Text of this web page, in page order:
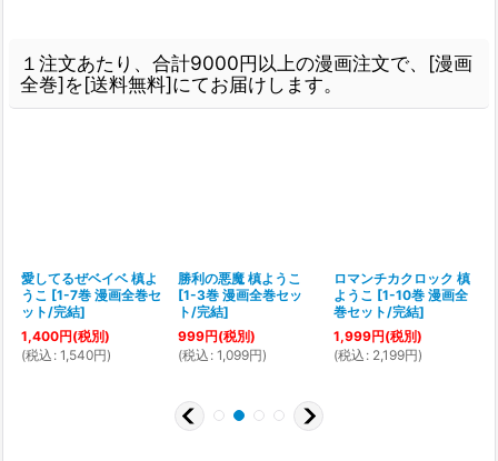
１注文あたり、合計9000円以上の漫画注文で、[漫画
全巻]を[送料無料]にてお届けします。
愛してるぜベイベ 槙よ
うこ [1-7巻 漫画全巻セ
ット/完結]
1,400円(税別)
(税込 : 1,540円)
勝利の悪魔 槙ようこ
[1-3巻 漫画全巻セッ
ト/完結]
999円(税別)
(税込 : 1,099円)
ロマンチカクロック 槙
ようこ [1-10巻 漫画全
巻セット/完結]
1,999円(税別)
(税込 : 2,199円)